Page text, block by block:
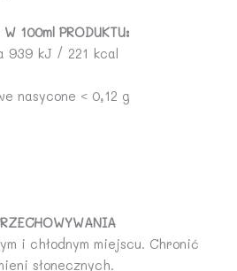
100ml PRODUKTU:
939 kJ / 221 kcal
nasycone < 0,12 g
i chłodnym miejscu. Chronić
słonecznych.